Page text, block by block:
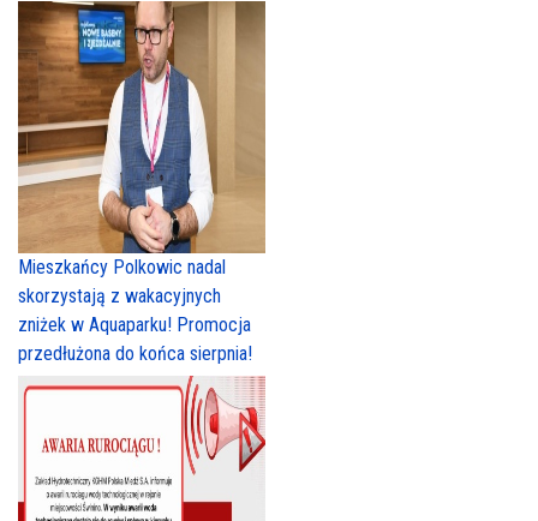
Mieszkańcy Polkowic nadal
skorzystają z wakacyjnych
zniżek w Aquaparku! Promocja
przedłużona do końca sierpnia!